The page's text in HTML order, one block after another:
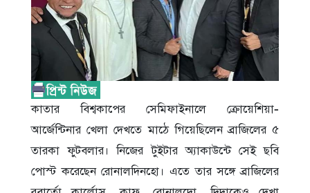
কাতার বিশ্বকাপের সেমিফাইনালে ক্রোয়েশিয়া-
আর্জেন্টিনার খেলা দেখতে মাঠে গিয়েছিলেন ব্রাজিলের ৫
তারকা ফুটবলার। নিজের টুইটার অ্যাকাউন্টে সেই ছবি
পোস্ট করেছেন রোনালদিনহো। এতে তার সঙ্গে ব্রাজিলের